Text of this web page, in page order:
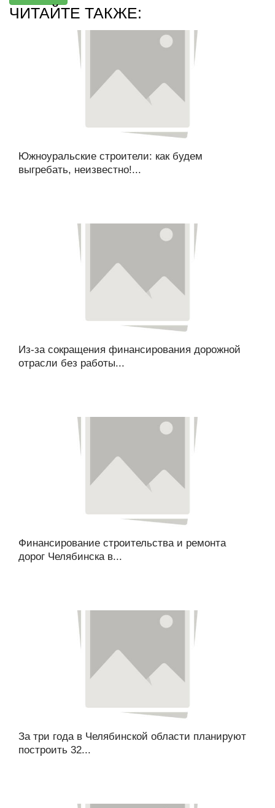
ЧИТАЙТЕ ТАКЖЕ:
Южноуральские строители: как будем
выгребать, неизвестно!...
Из-за сокращения финансирования дорожной
отрасли без работы...
Финансирование строительства и ремонта
дорог Челябинска в...
За три года в Челябинской области планируют
построить 32...